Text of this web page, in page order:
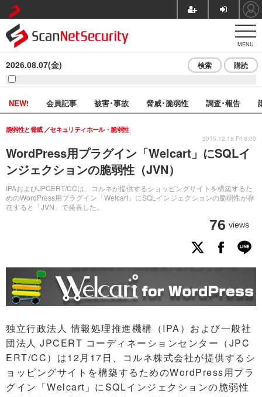
MENU
2026.08.07(金) 検索 購読
NEW! 会員記事 被害･事故 脅威･脆弱性 調査･報告
WordPress用プラグイン「Welcart」にSQLイ
ンジェクションの脆弱性（JVN）
IPAおよびJPCERT/CCは、コルネが提供するショッピングサイトを構築するた
めのWordPress用プラグイン「Welcart」にSQLインジェクションの脆弱性が存
在すると「JVN」で発表した。
脆弱性と脅威 セキュリティホール・脆弱性
76 views
2015.12.18 Fri 8:00
独立行政法人 情報処理推進機構（IPA）および一般社
団法人 JPCERT コーディネーションセンター（JPC
ERT/CC）は12月17日、コルネ株式会社が提供するシ
ョッピングサイトを構築するためのWordPress用プラ
グイン「Welcart」にSQLインジェクションの脆弱性